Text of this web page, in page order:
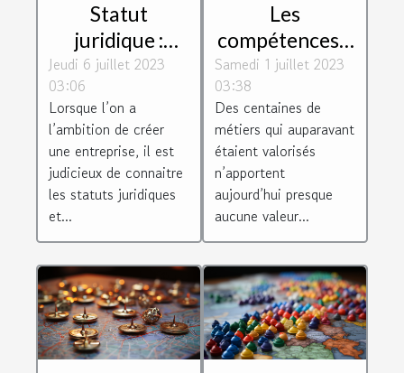
Statut
juridique :
Comment
choisir le bon
pour son
entreprise ?
Jeudi 6 juillet 2023
03:06
Lorsque l’on a
l’ambition de créer
une entreprise, il est
judicieux de connaitre
les statuts juridiques
et...
Les
compétences à
fortes valeurs
ajoutées que
recherchent
les entreprises
Samedi 1 juillet 2023
03:38
Des centaines de
métiers qui auparavant
étaient valorisés
n’apportent
aujourd’hui presque
aucune valeur...